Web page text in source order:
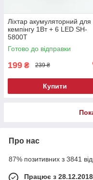
Ліхтар акумуляторний для
кемпінгу 1Вт + 6 LED SH-
5800T
Готово до відправки
199 ₴ 239 ₴
Купити
Про нас
87% позитивних з 3841
Працює з 28.12.2018